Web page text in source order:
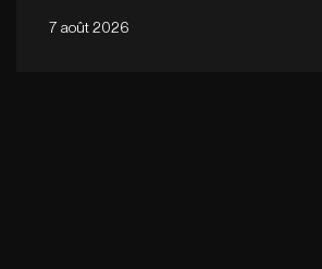
7 août 2026